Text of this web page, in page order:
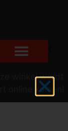
verschiet
winkel wordt
online komen!